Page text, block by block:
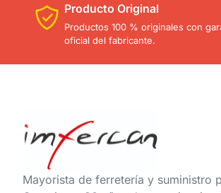
Producto Original
Productos 100 % originales con
oficial del fabricante.
Mayorista de ferretería y suministro